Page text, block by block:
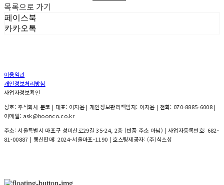
목록으로 가기
페이스북
카카오톡
이용약관
개인정보처리방침
사업자정보확인
상호: 주식회사 분코 | 대표: 이지윤 | 개인정보관리책임자: 이지윤 | 전화: 070-8885-6008 |
이메일: ask@boonco.co.kr
주소: 서울특별시 마포구 성미산로29길 35-24, 2층 (반품 주소 아님) | 사업자등록번호: 682-
81-00887 | 통신판매: 2024-서울마포-1190 | 호스팅제공자: (주)식스샵